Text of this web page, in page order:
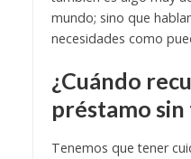
mundo; sino que
necesidades como
¿Cuándo
préstamo
Tenemos que tener